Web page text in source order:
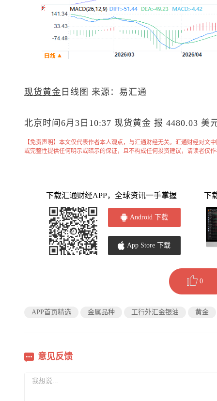
现货黄金 日线图 来源：易汇通
北京时间6月3日10:37 现货黄金 报 4480.03 美
【免责声明】本文仅代表作者本人观点，与汇通财经无关。汇通财经对文
或完整性提供任何明示或暗示的保证，且不构成任何投资建议，请读者仅
下载汇通财经APP，全球资讯一手掌握
Android 下载
App Store 下载
下
0
APP首页精选 金属品种 工行外汇金银油 黄金
意见反馈